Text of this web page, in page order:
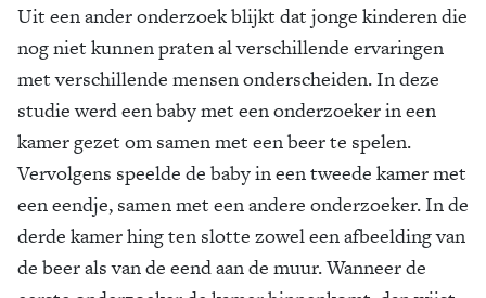
Uit een ander onderzoek blijkt dat jonge kinderen die
nog niet kunnen praten al verschillende ervaringen
met verschillende mensen onderscheiden. In deze
studie werd een baby met een onderzoeker in een
kamer gezet om samen met een beer te spelen.
Vervolgens speelde de baby in een tweede kamer met
een eendje, samen met een andere onderzoeker. In de
derde kamer hing ten slotte zowel een afbeelding van
de beer als van de eend aan de muur. Wanneer de